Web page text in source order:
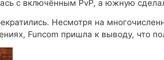
с включённым PvP, а южную
Несмотря на
Funcom пришла к выводу, что